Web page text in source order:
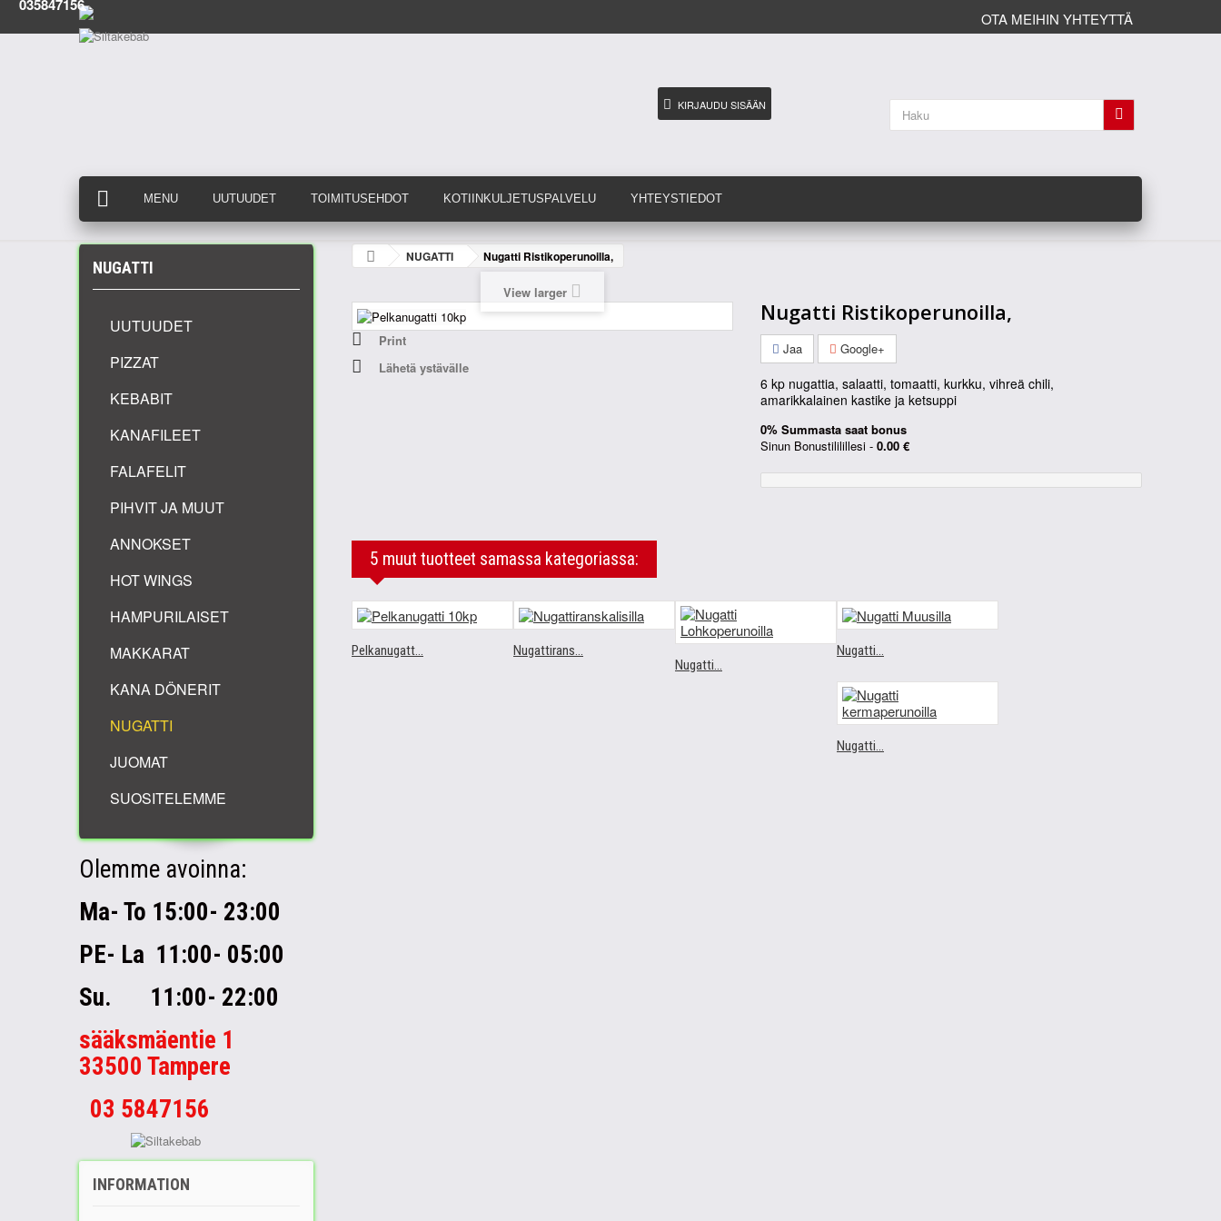
OTA MEIHIN YHTEYTTÄ
035847156
KIRJAUDU SISÄÄN
MENU UUTUUDET TOIMITUSEHDOT KOTIINKULJETUSPALVELU YHTEYSTIEDOT
NUGATTI
UUTUUDET
PIZZAT
KEBABIT
KANAFILEET
FALAFELIT
PIHVIT JA MUUT
ANNOKSET
HOT WINGS
HAMPURILAISET
MAKKARAT
KANA DÖNERIT
NUGATTI
JUOMAT
SUOSITELEMME
Olemme avoinna:
Ma- To 15:00- 23:00
PE- La 11:00- 05:00
Su. 11:00- 22:00
sääksmäentie 1
33500 Tampere
03 5847156
INFORMATION
NUGATTI Nugatti Ristikoperunoilla,
View larger
Print
Lähetä ystävälle
Nugatti Ristikoperunoilla,
Jaa Google+
6 kp nugattia, salaatti, tomaatti, kurkku, vihreä chili,
amarikkalainen kastike ja ketsuppi
0% Summasta saat bonus
Sinun Bonustililillesi - 0.00 €
5 muut tuotteet samassa kategoriassa:
Pelkanugatt...
Nugattirans...
Nugatti...
Nugatti...
Nugatti...